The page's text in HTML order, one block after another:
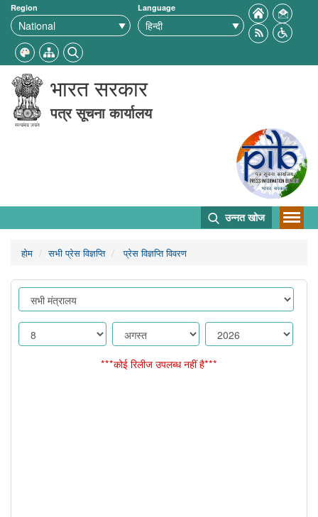
Region Language
भारत सरकार
पत्र सूचना कार्यालय
उन्नत खोज
होम सभी प्रेस विज्ञप्ति प्रेस विज्ञप्ति विवरण
***कोई रिलीज उपलब्ध नहीं है***